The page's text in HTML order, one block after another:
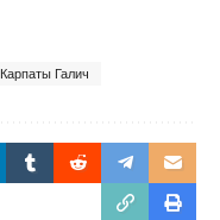
Карпаты Галич